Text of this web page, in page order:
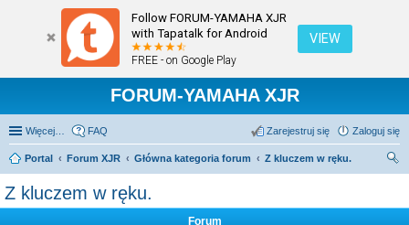
Follow FORUM-YAMAHA XJR
with Tapatalk for Android
FREE - on Google Play
VIEW
FORUM-YAMAHA XJR
Więcej… FAQ Zaloguj się
Zarejestruj się
Portal Forum XJR Główna kategoria forum
Z kluczem w ręku.
Z kluczem w ręku.
Forum